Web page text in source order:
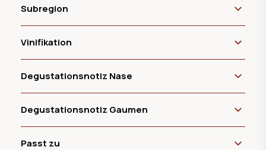
Subregion
Vinifikation
Degustationsnotiz Nase
Degustationsnotiz Gaumen
Passt zu